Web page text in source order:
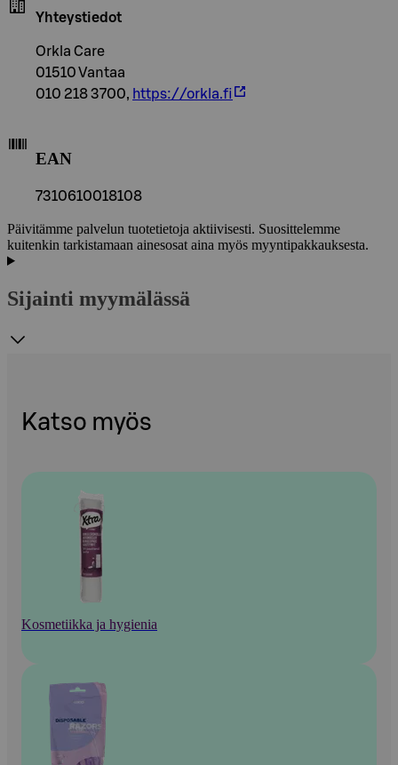
Yhteystiedot
Orkla Care
01510 Vantaa
010 218 3700, https://orkla.fi
EAN
7310610018108
Päivitämme palvelun tuotetietoja aktiivisesti. Suosittelemme
kuitenkin tarkistamaan ainesosat aina myös myyntipakkauksesta.
Sijainti myymälässä
Katso myös
Kosmetiikka ja hygienia